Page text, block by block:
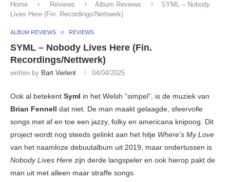
Home Reviews Album Reviews
SYML – Nobody
Lives Here (Fin. Recordings/Nettwerk)
ALBUM REVIEWS REVIEWS
SYML – Nobody Lives Here (Fin.
Recordings/Nettwerk)
written by Bart Verlent 04/04/2025
Ook al betekent Syml in het Welsh “simpel”, is de muziek van
Brian Fennell dat niet. De man maakt gelaagde, sfeervolle
songs met af en toe een jazzy, folky en americana knipoog. Dit
project wordt nog steeds gelinkt aan het hitje Where’s My Love
van het naamloze debuutalbum uit 2019, maar ondertussen is
Nobody Lives Here zijn derde langspeler en ook hierop pakt de
man uit met alleen maar straffe songs.